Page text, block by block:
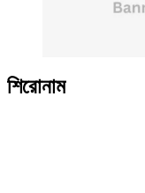
শিরোনাম